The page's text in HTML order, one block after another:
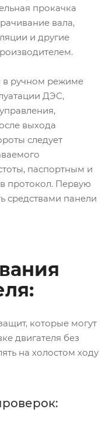
прокачка
вала,
и другие
в ручном режиме
ДЭС,
выхода
следует
паспортным и
протокол. Первую
средствами панели
которые могут
двигателя без
на холостом ходу